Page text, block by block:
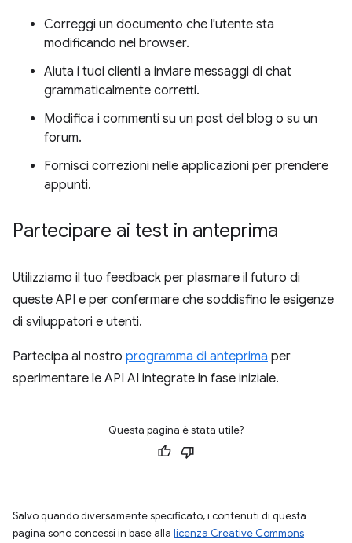
Correggi un documento che l'utente sta
modificando nel browser.
Aiuta i tuoi clienti a inviare messaggi di chat
grammaticalmente corretti.
Modifica i commenti su un post del blog o su un
forum.
Fornisci correzioni nelle applicazioni per prendere
appunti.
Partecipare ai test in anteprima
Utilizziamo il tuo feedback per plasmare il futuro di
queste API e per confermare che soddisfino le esigenze
di sviluppatori e utenti.
Partecipa al nostro programma di anteprima per
sperimentare le API AI integrate in fase iniziale.
Questa pagina è stata utile?
Salvo quando diversamente specificato, i contenuti di questa
pagina sono concessi in base alla licenza Creative Commons